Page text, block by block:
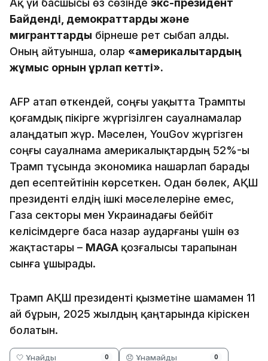
Ақ үй басшысы өз сөзінде экс-президент
Байденді, демократтарды және
мигранттарды бірнеше рет сыбап алды.
Оның айтуынша, олар «америкалықтардың
жұмыс орнын ұрлап кетті».
AFP атап өткендей, соңғы уақытта Трампты
қоғамдық пікірге жүргізілген сауалнамалар
алаңдатып жүр. Мәселен, YouGov жүргізген
соңғы сауалнама америкалықтардың 52%-ы
Трамп тұсында экономика нашарлап барады
деп есептейтінін көрсеткен. Одан бөлек, АҚШ
президенті елдің ішкі мәселелеріне емес,
Газа секторы мен Украинадағы бейбіт
келісімдерге баса назар аударғаны үшін өз
жақтастары – MAGA қозғалысы тарапынан
сынға ұшырады.
Трамп АҚШ президенті қызметіне шамамен 11
ай бұрын, 2025 жылдың қаңтарында кіріскен
болатын.
🤍 Ұнайды 0 😞 Ұнамайды 0